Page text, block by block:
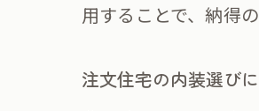
用することで、納得
注文住宅の内装選び